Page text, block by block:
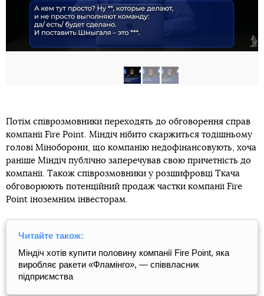
Потім співрозмовники переходять до обговорення справ
компанії Fire Point. Міндіч нібито скаржиться тодішньому
голові Міноборони, що компанію недофінансовують, хоча
раніше Міндіч публічно заперечував свою причетність до
компанії. Також співрозмовники у розшифровці Ткача
обговорюють потенційний продаж частки компанії Fire
Point іноземним інвесторам.
Читайте також:
Міндіч хотів купити половину компанії Fire Point, яка
виробляє ракети «Фламінго», — співвласник
підприємства